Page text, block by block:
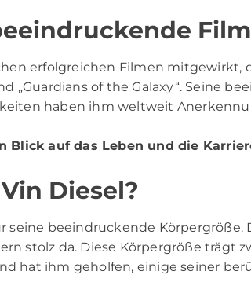
erfolgreichen Filmen mitgewirkt,
„Guardians of the Galaxy“. Seine
haben ihm weltweit
Blick auf das Leben und die
Diesel?
seine beeindruckende Körpergröße.
stolz da. Diese Körpergröße trägt
hat ihm geholfen, einige seiner